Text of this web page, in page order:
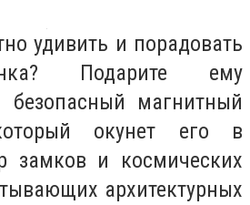
удивить и порадовать
Подарите ему
магнитный
окунет его в
замков и космических
архитектурных